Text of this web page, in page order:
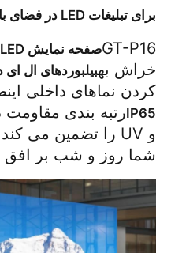
برای تبلیغات LED در فضای باز و نمای ساختمان
GT-P16صفحه نمایش LED شفاف
خراش بهبیلبوردهای ال ای
کردن نماهای داخلی این
IP65
و UV را تضمین می کند. در
شما روز و شب بر افق